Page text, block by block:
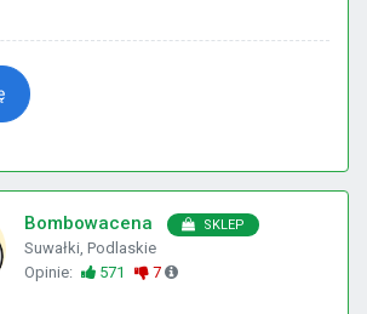
Bombowacena SKLEP
Suwałki, Podlaskie
Opinie:
571 7